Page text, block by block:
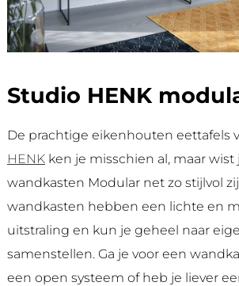
Studio HENK
De prachtige eikenhouten eettafels
HENKken je misschien al, maar wist
wandkasten Modular net zo stijlvol
wandkasten hebben een lichte en
uitstraling en kun je geheel naar
samenstellen. Ga je voor een
een open systeem of heb je liever